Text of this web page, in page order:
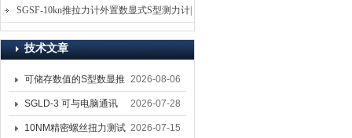
计-数字拉压力双向测力仪
SGSF-10kn推拉力计外置数显式S型测力计|
手持连线式拉压力计
技术文章
可储存数值的S型数显推
拉力计 SGSF-100外置
式测力计
2026-08-06
SGLD-3 可与电脑通讯
的无线测力计 0.03-3T化
2026-07-28
10NM精密螺丝扭力测试 2026-07-15